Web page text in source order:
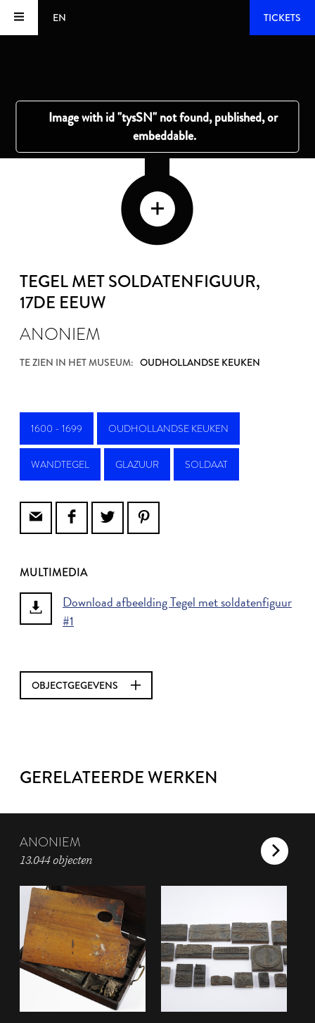
EN TICKETS
TEGEL MET SOLDATENFIGUUR,
17DE EEUW
ANONIEM
TE ZIEN IN HET MUSEUM: OUDHOLLANDSE KEUKEN
1600 - 1699 OUDHOLLANDSE KEUKEN
WANDTEGEL GLAZUUR SOLDAAT
MULTIMEDIA
Download afbeelding Tegel met soldatenfiguur
#1
OBJECTGEGEVENS
GERELATEERDE WERKEN
ANONIEM
13.044 objecten